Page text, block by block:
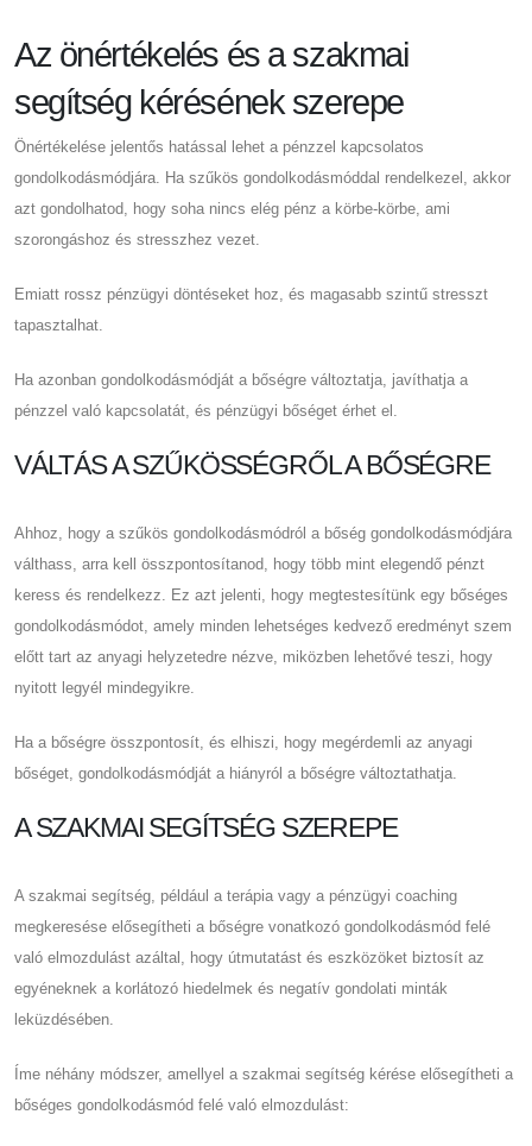
Az önértékelés és a szakmai
segítség kérésének szerepe
Önértékelése jelentős hatással lehet a pénzzel kapcsolatos
gondolkodásmódjára. Ha szűkös gondolkodásmóddal rendelkezel, akkor
azt gondolhatod, hogy soha nincs elég pénz a körbe-körbe, ami
szorongáshoz és stresszhez vezet.
Emiatt rossz pénzügyi döntéseket hoz, és magasabb szintű stresszt
tapasztalhat.
Ha azonban gondolkodásmódját a bőségre változtatja, javíthatja a
pénzzel való kapcsolatát, és pénzügyi bőséget érhet el.
VÁLTÁS A SZŰKÖSSÉGRŐL A BŐSÉGRE
Ahhoz, hogy a szűkös gondolkodásmódról a bőség gondolkodásmódjára
válthass, arra kell összpontosítanod, hogy több mint elegendő pénzt
keress és rendelkezz. Ez azt jelenti, hogy megtestesítünk egy bőséges
gondolkodásmódot, amely minden lehetséges kedvező eredményt szem
előtt tart az anyagi helyzetedre nézve, miközben lehetővé teszi, hogy
nyitott legyél mindegyikre.
Ha a bőségre összpontosít, és elhiszi, hogy megérdemli az anyagi
bőséget, gondolkodásmódját a hiányról a bőségre változtathatja.
A SZAKMAI SEGÍTSÉG SZEREPE
A szakmai segítség, például a terápia vagy a pénzügyi coaching
megkeresése elősegítheti a bőségre vonatkozó gondolkodásmód felé
való elmozdulást azáltal, hogy útmutatást és eszközöket biztosít az
egyéneknek a korlátozó hiedelmek és negatív gondolati minták
leküzdésében.
Íme néhány módszer, amellyel a szakmai segítség kérése elősegítheti a
bőséges gondolkodásmód felé való elmozdulást: